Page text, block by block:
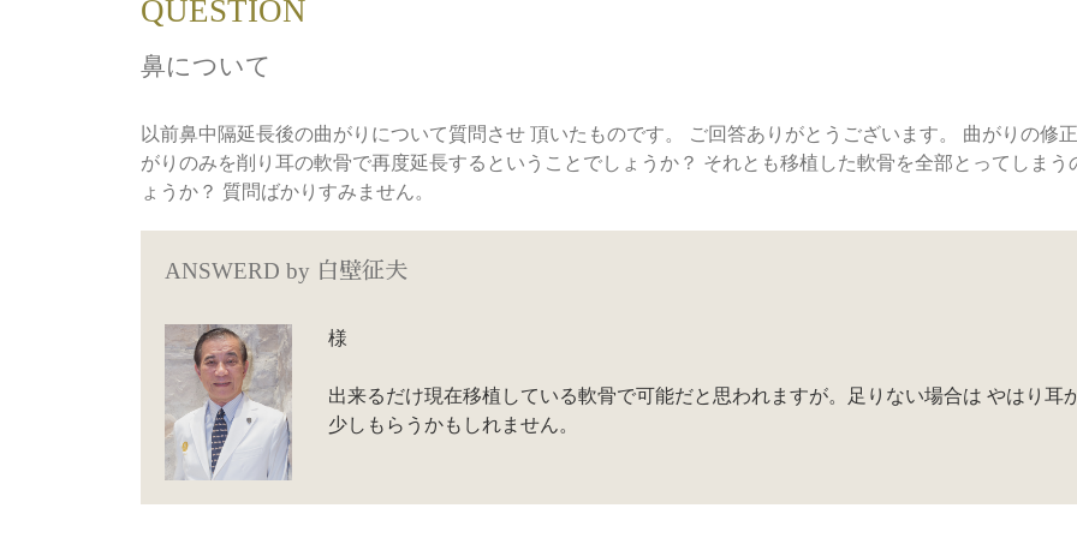
QUESTION
鼻について
以前鼻中隔延長後の曲がりについて質問させ 頂いたものです。 ご回答ありがとうございます。 曲がりの修
がりのみを削り耳の軟骨で再度延長するということでしょうか？ それとも移植した軟骨を全部とってしまう
ょうか？ 質問ばかりすみません。
ANSWERD by 白壁征夫
様
出来るだけ現在移植している軟骨で可能だと思われますが。足りない場合は やはり耳
少しもらうかもしれません。